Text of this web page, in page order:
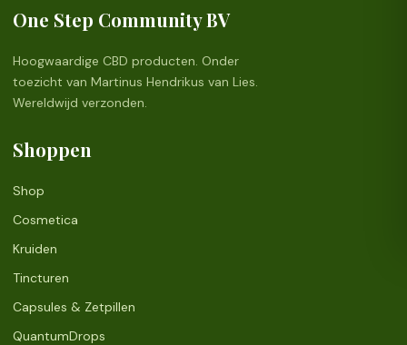
One Step Community BV
Hoogwaardige CBD producten. Onder
toezicht van Martinus Hendrikus van Lies.
Wereldwijd verzonden.
Shoppen
Shop
Cosmetica
Kruiden
Tincturen
Capsules & Zetpillen
QuantumDrops